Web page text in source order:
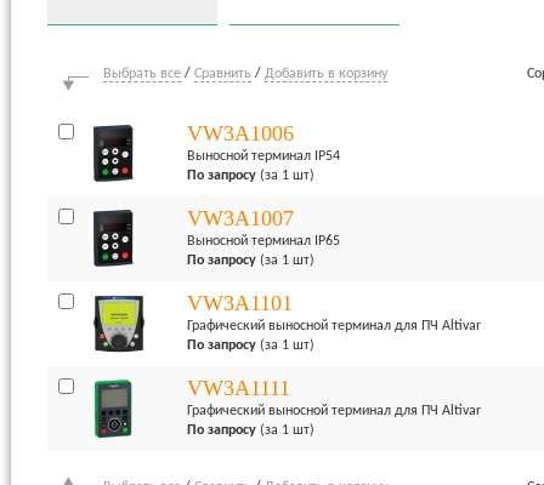
Выбрать все / Сравнить / Добавить в корзину
VW3A1006
Выносной терминал
По запросу (за 1 шт)
VW3A1007
Выносной терминал IP65
По запросу (за 1 шт)
VW3A1101
Графический выносной терминал для ПЧ Altivar
По запросу (за 1 шт)
VW3A1111
Графический выносной терминал для ПЧ Altivar
По запросу (за 1 шт)